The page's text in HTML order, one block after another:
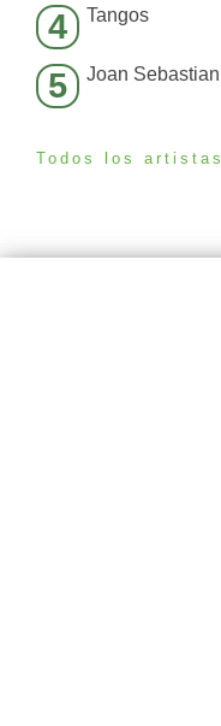
4 Tangos
5 Joan Sebastian
Todos los artistas